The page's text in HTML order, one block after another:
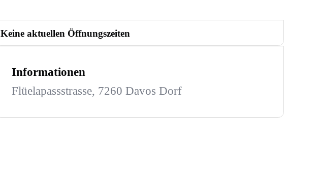
Keine aktuellen Öffnungszeiten
Informationen
Flüelapassstrasse, 7260 Davos Dorf